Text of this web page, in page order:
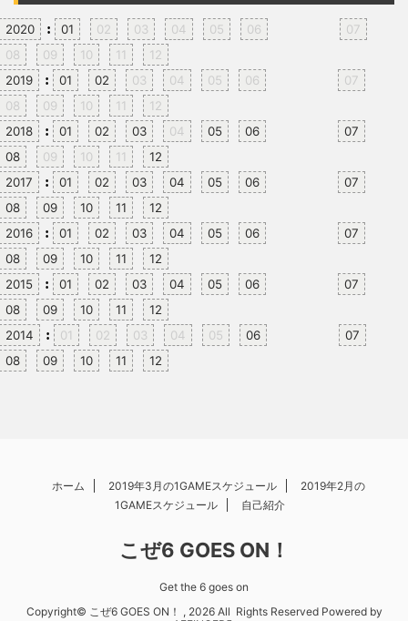
2020 : 01 02 03 04 05 06
07
08
09 10 11
12
2019
: 01 02 03 04 05 06
07
08
09 10 11
12
2018
: 01 02 03 04 05 06
07
08
09 10 11
12
2017
: 01 02 03 04 05 06
07
08
09 10 11
12
2016
: 01 02 03 04 05 06
07
08
09 10 11
12
2015
: 01 02 03 04 05 06
07
08
09 10 11
12
2014
: 01 02 03 04 05 06
07
08
09 10 11 12
ホーム 2019年3月の1GAMEスケジュール
2019年2月の
1GAMEスケジュール
自己紹介
こぜ6 GOES ON！
Get the 6 goes on
Copyright© こぜ6 GOES ON！ , 2026 All Rights Reserved Powered by